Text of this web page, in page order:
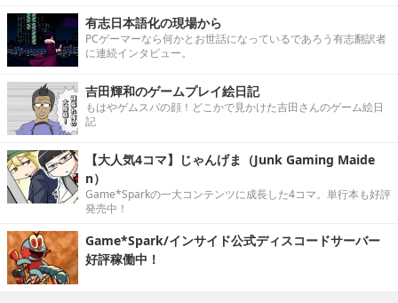
有志日本語化の現場から
PCゲーマーなら何かとお世話になっているであろう有志翻訳者
に連続インタビュー。
吉田輝和のゲームプレイ絵日記
もはやゲムスパの顔！どこかで見かけた吉田さんのゲーム絵日
記
【大人気4コマ】じゃんげま（Junk Gaming Maide
n）
Game*Sparkの一大コンテンツに成長した4コマ。単行本も好評
発売中！
Game*Spark/インサイド公式ディスコードサーバー
好評稼働中！